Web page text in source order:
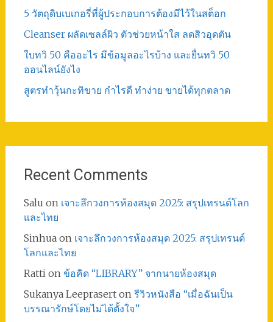
5 วัตถุดิบเบเกอรี่ที่ผู้ประกอบการต้องมีไว้ในสต็อก
Cleanser ผลัดเซลล์ผิว ตัวช่วยหน้าใส ลดสิวอุดตัน
ใบทวิ 50 คืออะไร มีข้อมูลอะไรบ้าง และยื่นทวิ 50
ออนไลน์ยังไง
สูตรทําวุ้นกะทิขาย กำไรดี ทำง่าย ขายได้ทุกตลาด
Recent Comments
Salu on เจาะลึกวงการห้องสมุด 2025: สรุปเทรนด์โลก
และไทย
Sinhuaon เจาะลึกวงการห้องสมุด 2025: สรุปเทรนด์
โลกและไทย
Ratti on ข้อคิด “LIBRARY” จากนายห้องสมุด
Sukanya Leepraserton รีวิวหนังสือ “เมื่อฉันเป็น
บรรณารักษ์โดยไม่ได้ตั้งใจ”